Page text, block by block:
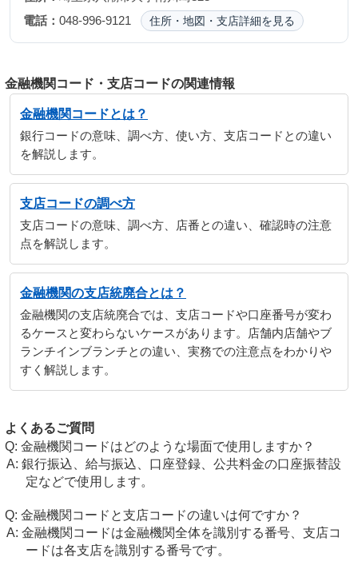
電話： 048-996-9121 住所・地図・支店詳細を見る
金融機関コード・支店コードの関連情報
金融機関コードとは？
銀行コードの意味、調べ方、使い方、支店コードとの違い
を解説します。
支店コードの調べ方
支店コードの意味、調べ方、店番との違い、確認時の注意
点を解説します。
金融機関の支店統廃合とは？
金融機関の支店統廃合では、支店コードや口座番号が変わ
るケースと変わらないケースがあります。店舗内店舗やブ
ランチインブランチとの違い、実務での注意点をわかりや
すく解説します。
よくあるご質問
金融機関コードはどのような場面で使用しますか？
銀行振込、給与振込、口座登録、公共料金の口座振替設
定などで使用します。
金融機関コードと支店コードの違いは何ですか？
金融機関コードは金融機関全体を識別する番号、支店コ
ードは各支店を識別する番号です。